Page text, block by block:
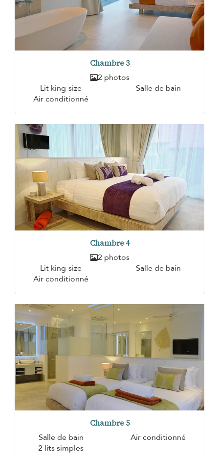
Chambre 3
2 photos
Lit king-size
Salle de bain
Air conditionné
Chambre 4
2 photos
Lit king-size
Salle de bain
Air conditionné
Chambre 5
Salle de bain
Air conditionné
2 lits simples